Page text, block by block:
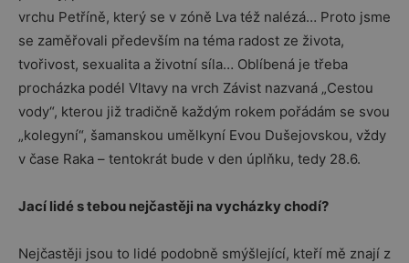
vrchu Petříně, který se v zóně Lva též nalézá… Proto jsme
se zaměřovali především na téma radost ze života,
tvořivost, sexualita a životní síla… Oblíbená je třeba
procházka podél Vltavy na vrch Závist nazvaná „Cestou
vody“, kterou již tradičně každým rokem pořádám se svou
„kolegyní“, šamanskou umělkyní Evou Dušejovskou, vždy
v čase Raka – tentokrát bude v den úplňku, tedy 28.6.
Jací lidé s tebou nejčastěji na vycházky chodí?
Nejčastěji jsou to lidé podobně smýšlející, kteří mě znají z